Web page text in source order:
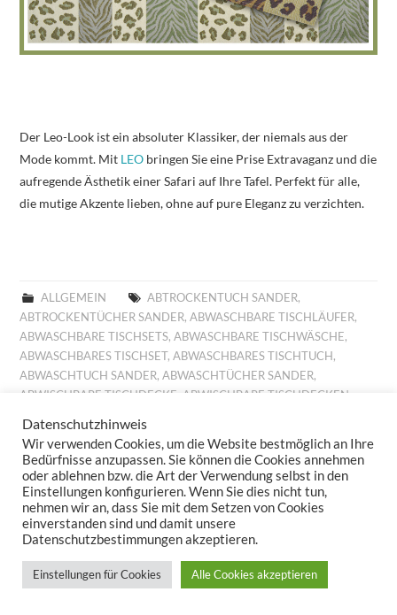
Der Leo-Look ist ein absoluter Klassiker, der niemals aus der
Mode kommt. Mit LEO bringen Sie eine Prise Extravaganz und die
aufregende Ästhetik einer Safari auf Ihre Tafel. Perfekt für alle,
die mutige Akzente lieben, ohne auf pure Eleganz zu verzichten.
ALLGEMEIN ABTROCKENTUCH SANDER,
ABTROCKENTÜCHER SANDER,ABWASCHBARE TISCHLÄUFER,
ABWASCHBARE TISCHSETS,ABWASCHBARE TISCHWÄSCHE,
ABWASCHBARES TISCHSET,ABWASCHBARES TISCHTUCH,
ABWASCHTUCH SANDER,ABWASCHTÜCHER SANDER,
ABWISCHBARE TISCHDECKE
ABWISCHBARE TISCHDECKEN
ABWISCHBARES TISCHTUCH
ALLROUND BASKET GOBELIN , AUFLEGER GOBELIN,BESTICKTE
WOLLKISSEN,BESTICKTES WOLLKISSEN,BILLIGE KISSEN,
BILLIGE TISCHDECKE,BILLIGE TISCHLÄUFER, BILLIGE
TISCHWÄSCHE,BILLIGES TISCHTUCH,BROTKORB FRÜHLING
BROTKORB HERBST,BROTKORB SANDER
DIGITALDRUCK FRÜHLING
TISCHDECKE,FESTLICHE TISCHDECKEN,FESTLICHE
TISCHTÜCHER,FESTLICHES TISCHTUCH,
Datenschutzhinweis
Wir verwenden Cookies, um die Website bestmöglich an Ihre
Bedürfnisse anzupassen. Sie können die Cookies annehmen
oder ablehnen bzw. die Art der Verwendung selbst in den
Einstellungen konfigurieren. Wenn Sie dies nicht tun,
nehmen wir an, dass Sie mit dem Setzen von Cookies
einverstanden sind und damit unsere
Datenschutzbestimmungen akzeptieren.
Einstellungen für Cookies Alle Cookies akzeptieren